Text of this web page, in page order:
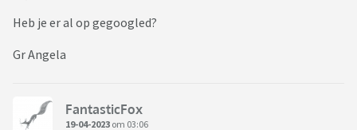
Heb je er al op gegoogled?
Gr Angela
FantasticFox
19-04-2023 om 03:06